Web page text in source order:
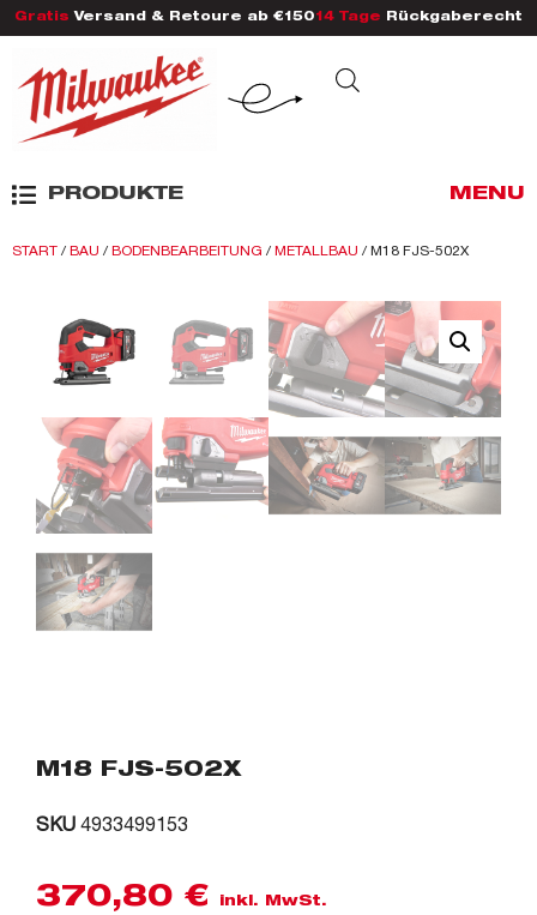
Gratis Versand & Retoure ab €150 14 Tage Rückgaberecht
PRODUKTE MENU
START / BAU / BODENBEARBEITUNG / METALLBAU / M18 FJS-502X
M18 FJS-502X
SKU 4933499153
370,80 € inkl. MwSt.